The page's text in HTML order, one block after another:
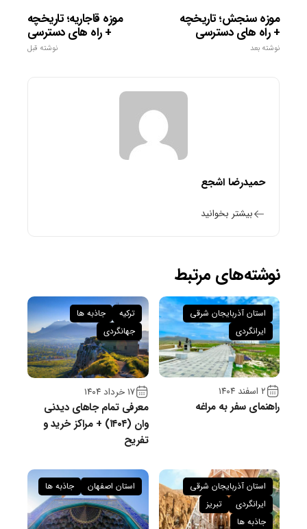
موزه قاجاریه؛ تاریخچه
+ راه های دسترسی
نوشته قبل
موزه سنجش؛ تاریخچه
+ راه های دسترسی
نوشته بعد
حمیدرضا اشجع
بیشتر بخوانید
نوشته‌های مرتبط
۲ اسفند ۱۴۰۴
راهنمای سفر به مراغه
استان آذربایجان شرقی
ایرانگردی
۱۷ خرداد ۱۴۰۴
معرفی تمام جاهای دیدنی
وان (۱۴۰۴) + مراکز خرید و
تفریح
ترکیه
جاذبه ها
جهانگردی
استان آذربایجان شرقی
ایرانگردی
تبریز
جاذبه ها
استان اصفهان جاذبه ها